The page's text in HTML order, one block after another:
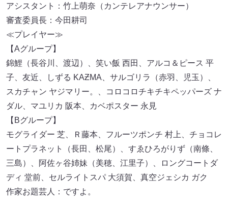
アシスタント：竹上萌奈（カンテレアナウンサー）
審査委員長：今田耕司
≪プレイヤー≫
【Aグループ】
錦鯉（長谷川、渡辺）、笑い飯 西田、アルコ＆ピース 平
子、友近、しずる KAƵMA、サルゴリラ（赤羽、児玉）、
スカチャン ヤジマリー。、コロコロチキチキペッパーズ ナ
ダル、マユリカ 阪本、カベポスター 永見
【Bグループ】
モグライダー 芝、Ｒ藤本、フルーツポンチ 村上、チョコレ
ートプラネット（長田、松尾）、すゑひろがりず（南條、
三島）、阿佐ヶ谷姉妹（美穂、江里子）、ロングコートダ
ディ 堂前、セルライトスパ 大須賀、真空ジェシカ ガク
作家お題芸人：ですよ。